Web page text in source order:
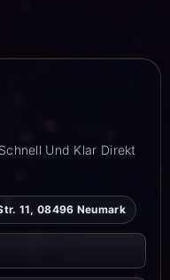
Und Klar Direkt
11, 08496 Neumark